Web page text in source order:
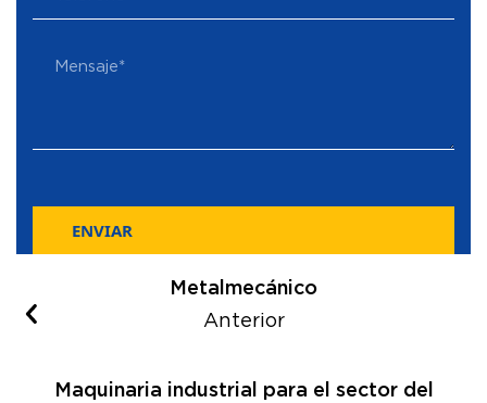
ENVIAR
Metalmecánico
Anterior
Maquinaria industrial para el sector del